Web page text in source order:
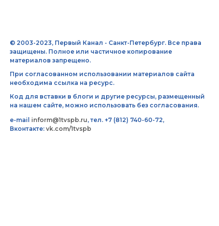
© 2003-2023, Первый Канал - Санкт-Петербург. Все права
защищены. Полное или частичное копирование
материалов запрещено.
При согласованном использовании материалов сайта
необходима ссылка на ресурс.
Код для вставки в блоги и другие ресурсы, размещенный
на нашем сайте, можно использовать без согласования.
e-mail inform@1tvspb.ru, тел. +7 (812) 740-60-72,
Вконтакте: vk.com/1tvspb